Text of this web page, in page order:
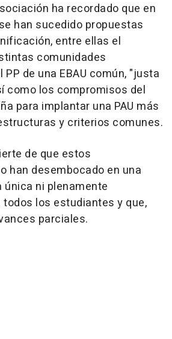
ha recordado que en
han sucedido propuestas
entre ellas el
comunidades
de una EBAU común, "justa
como los compromisos del
para implantar una PAU más
y criterios comunes.
de que estos
han desembocado en una
ni plenamente
todos los estudiantes y que,
parciales.